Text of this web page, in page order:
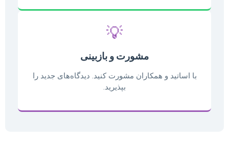
💡
مشورت و بازبینی
با اساتید و همکاران مشورت کنید. دیدگاه‌های جدید را
بپذیرید.